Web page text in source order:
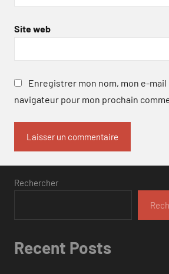
Site web
Enregistrer mon nom, mon e-
navigateur pour mon prochain
Rechercher
Recent Posts